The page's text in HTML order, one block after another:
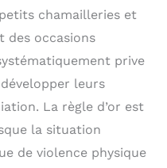
chamailleries et
des occasions
prive
leurs
La règle d’or est
la situation
de violence physique